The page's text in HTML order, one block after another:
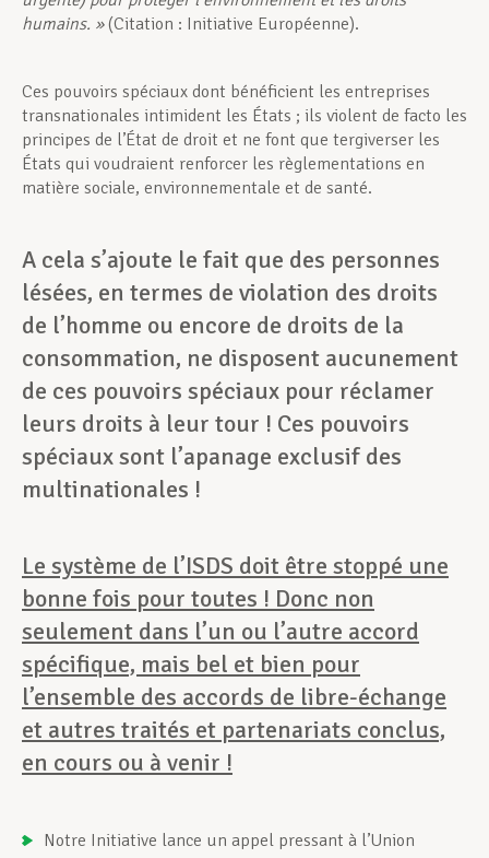
humains. »(Citation : Initiative Européenne).
Ces pouvoirs spéciaux dont bénéficient les entreprises
transnationales intimident les États ; ils violent de facto les
principes de l’État de droit et ne font que tergiverser les
États qui voudraient renforcer les règlementations en
matière sociale, environnementale et de santé.
A cela s’ajoute le fait que des personnes
lésées, en termes de violation des droits
de l’homme ou encore de droits de la
consommation, ne disposent aucunement
de ces pouvoirs spéciaux pour réclamer
leurs droits à leur tour ! Ces pouvoirs
spéciaux sont l’apanage exclusif des
multinationales !
Le système de l’ISDS doit être stoppé une
bonne fois pour toutes ! Donc non
seulement dans l’un ou l’autre accord
spécifique, mais bel et bien pour
l’ensemble des accords de libre-échange
et autres traités et partenariats conclus,
en cours ou à venir !
Notre Initiative lance un appel pressant à l’Union